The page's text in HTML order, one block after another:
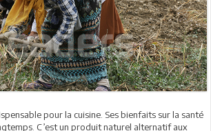
pour la cuisine. Ses bienfaits sur la santé
C’est un produit naturel alternatif aux